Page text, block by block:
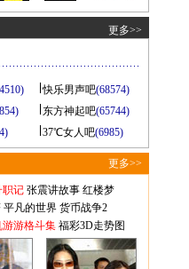
更多>>
快乐男声吧(68574)
东方神起吧(65744)
37℃女人吧(6985)
更多>>
职记 张震讲故事 红楼梦
平凡的世界 货币战争2
游游格斗集 福彩3D走势图